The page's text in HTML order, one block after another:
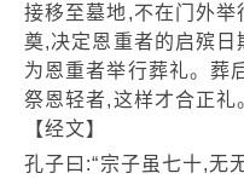
接移至墓地,不在门外
奠,决定恩重者的启殡
为恩重者举行葬礼。葬
祭恩轻者,这样才合正礼
【经文】
孔子曰:“宗子虽七十,无